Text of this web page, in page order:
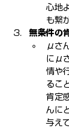
心地
も繋
無条件の
μさ
にμ
情や
るこ
肯定
んに
与え